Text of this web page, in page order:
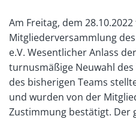
Am Freitag, dem
Mitgliederversammlung
e.V. Wesentlicher Anlass
turnusmäßige Neuwahl
des bisherigen Teams
und wurden von der
Zustimmung bestätigt. Der